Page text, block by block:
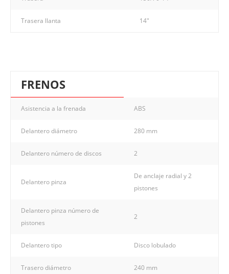
Trasera llanta 14"
FRENOS
Asistencia a la frenada ABS
Delantero diámetro 280 mm
Delantero número de discos 2
Delantero pinza
De anclaje radial y 2
pistones
Delantero pinza número de
pistones
2
Delantero tipo Disco lobulado
Trasero diámetro 240 mm